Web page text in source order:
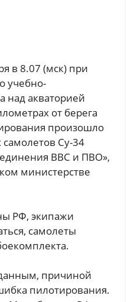
в 8.07 (мск) при
учебно-
над акваторией
от берега
произошло
самолетов Су-34
ВВС и ПВО»,
министерстве
РФ, экипажи
самолеты
причиной
пилотирования.